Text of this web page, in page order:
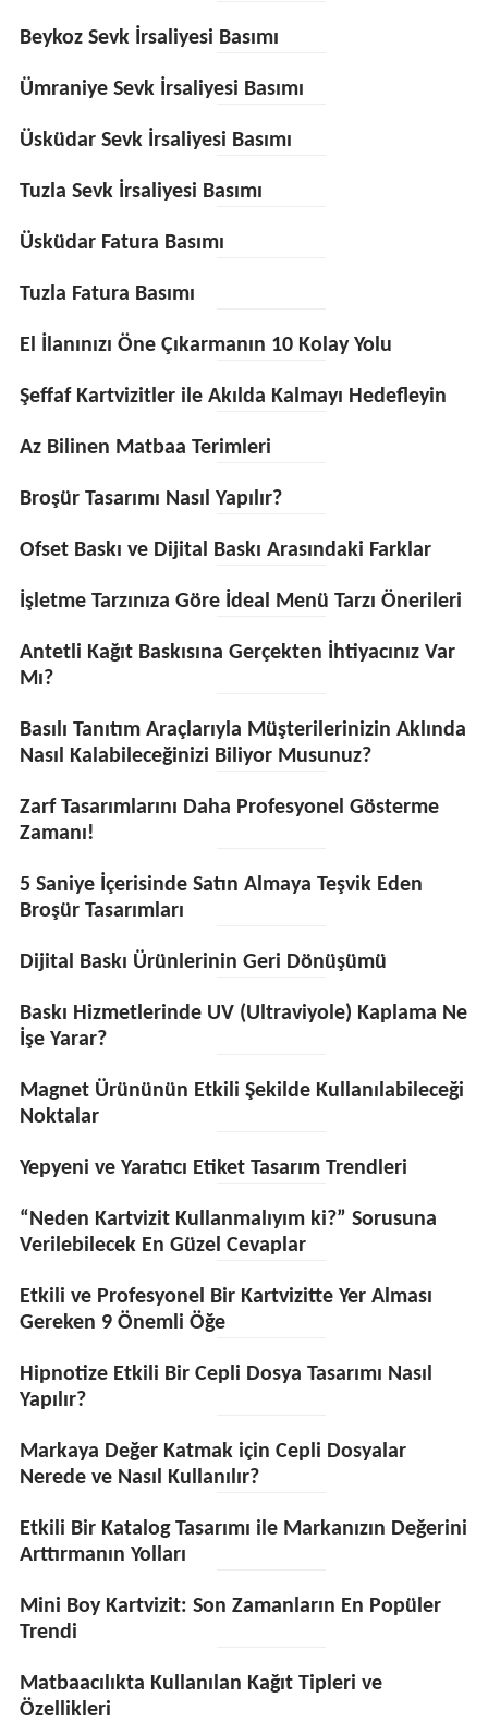
Beykoz Sevk İrsaliyesi Basımı
Ümraniye Sevk İrsaliyesi Basımı
Üsküdar Sevk İrsaliyesi Basımı
Tuzla Sevk İrsaliyesi Basımı
Üsküdar Fatura Basımı
Tuzla Fatura Basımı
El İlanınızı Öne Çıkarmanın 10 Kolay Yolu
Şeffaf Kartvizitler ile Akılda Kalmayı Hedefleyin
Az Bilinen Matbaa Terimleri
Broşür Tasarımı Nasıl Yapılır?
Ofset Baskı ve Dijital Baskı Arasındaki Farklar
İşletme Tarzınıza Göre İdeal Menü Tarzı Önerileri
Antetli Kağıt Baskısına Gerçekten İhtiyacınız Var
Mı?
Basılı Tanıtım Araçlarıyla Müşterilerinizin Aklında
Nasıl Kalabileceğinizi Biliyor Musunuz?
Zarf Tasarımlarını Daha Profesyonel Gösterme
Zamanı!
5 Saniye İçerisinde Satın Almaya Teşvik Eden
Broşür Tasarımları
Dijital Baskı Ürünlerinin Geri Dönüşümü
Baskı Hizmetlerinde UV (Ultraviyole) Kaplama Ne
İşe Yarar?
Magnet Ürününün Etkili Şekilde Kullanılabileceği
Noktalar
Yepyeni ve Yaratıcı Etiket Tasarım Trendleri
“Neden Kartvizit Kullanmalıyım ki?” Sorusuna
Verilebilecek En Güzel Cevaplar
Etkili ve Profesyonel Bir Kartvizitte Yer Alması
Gereken 9 Önemli Öğe
Hipnotize Etkili Bir Cepli Dosya Tasarımı Nasıl
Yapılır?
Markaya Değer Katmak için Cepli Dosyalar
Nerede ve Nasıl Kullanılır?
Etkili Bir Katalog Tasarımı ile Markanızın Değerini
Arttırmanın Yolları
Mini Boy Kartvizit: Son Zamanların En Popüler
Trendi
Matbaacılıkta Kullanılan Kağıt Tipleri ve
Özellikleri